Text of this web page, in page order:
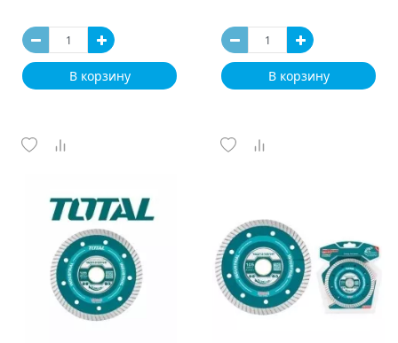
В корзину В корзину